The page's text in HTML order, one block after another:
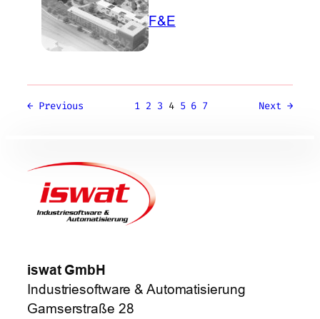
F&E
← Previous 1 2 3 4 5 6 7 Next →
iswat GmbH
Industriesoftware & Automatisierung
Gamserstraße 28